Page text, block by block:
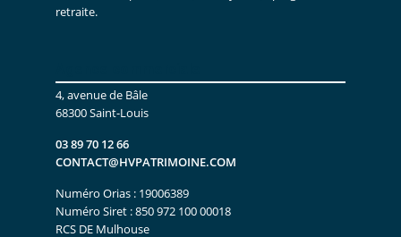
retraite.
4, avenue de Bâle
68300 Saint-Louis
03 89 70 12 66
CONTACT@HVPATRIMOINE.COM
Numéro Orias : 19006389
Numéro Siret : 850 972 100 00018
RCS DE Mulhouse